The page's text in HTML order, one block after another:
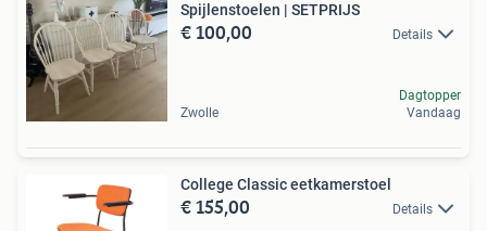
Spijlenstoelen | SETPRIJS
€ 100,00 Details
Zwolle
Dagtopper
Vandaag
College Classic eetkamerstoel
€ 155,00 Details